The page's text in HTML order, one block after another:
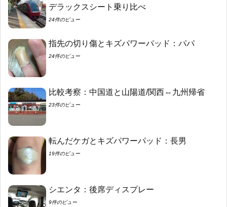
デラックスシート乗り比べ
24件のビュー
指先の切り傷とキズパワーパッド：パパ
24件のビュー
比較考察：中国道と山陽道/関西⇔九州帰省
23件のビュー
転んだケガとキズパワーパッド：長男
19件のビュー
シエンタ：後席ディスプレー
9件のビュー